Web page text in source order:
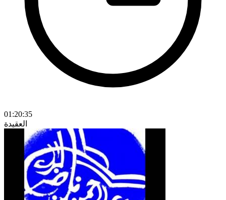
01:20:35
العقيدة